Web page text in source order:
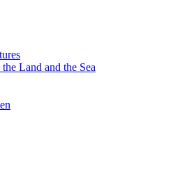
Land and the Sea